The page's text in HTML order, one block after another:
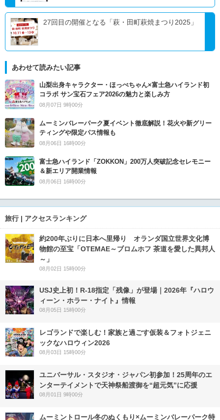
27回目の開催となる「萩・田町萩焼まつり2025」
あわせて読みたい記事
山梨出身キャラクター・ほっぺちゃん×富士急ハイランド初
コラボ サン宝石フェア2026の魅力と楽しみ方
08月07日 9時00分
ムーミンバレーパーク夏イベント徹底解説！花火や新グリー
ティングや限定パス情報も
08月06日 16時00分
富士急ハイランド「ZOKKON」200万人突破記念セレモニー
＆新エリア開業情報
08月06日 16時00分
旅行 | アクセスランキング
約200年ぶりに日本へ里帰り オランダ国立世界文化博
物館の至宝「OTEMAE～ブロムホフ 茶道を愛した異邦人
～」
08月02日 15時00分
USJ史上初！R-18指定「残像」が登場｜2026年『ハロウ
ィーン・ホラー・ナイト』情報
08月05日 15時00分
レゴランドで楽しむ！家族と過ごす仮装＆フォトジェニ
ックなハロウィン2026
08月03日 15時00分
ユニバーサル・スタジオ・ジャパン初参加！25周年のエ
ンターテイメントで天神祭船渡御を“超元気”に応援
08月01日 9時00分
ムーミントロール冬のぬくもり×ムーミンバレーパーク特